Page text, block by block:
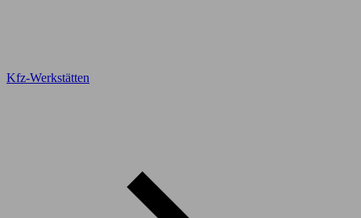
Kfz-Werkstätten